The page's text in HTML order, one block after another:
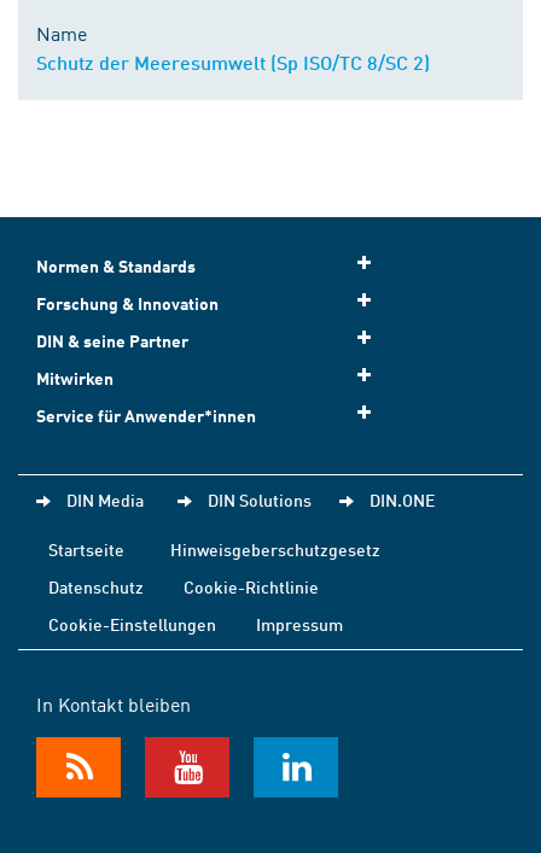
Name
Schutz der Meeresumwelt (Sp ISO/TC 8/SC 2)
Normen & Standards
Forschung & Innovation
DIN & seine Partner
Mitwirken
Service für Anwender*innen
DIN Media DIN Solutions DIN.ONE
Startseite
Hinweisgeberschutzgesetz
Datenschutz
Cookie-Richtlinie
Cookie-Einstellungen
Impressum
In Kontakt bleiben